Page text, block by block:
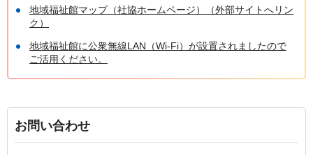
地域福祉館マップ（社協ホームページ）（外部サイトへリン
ク）
地域福祉館に公衆無線LAN（Wi-Fi）が設置されましたので
ご活用ください。
お問い合わせ